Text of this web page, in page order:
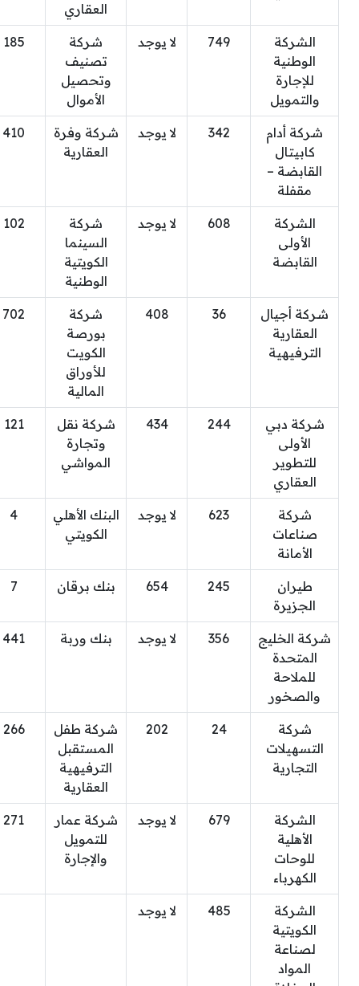
العقاري
الشركة
الوطنية
للإجارة
والتمويل
749 لا يوجد
شركة
تصنيف
وتحصيل
الأموال
185
شركة أدام
كابيتال
القابضة –
مقفلة
342 لا يوجد
شركة وفرة
العقارية
410
الشركة
الأولى
القابضة
608 لا يوجد
شركة
السينما
الكويتية
الوطنية
102
شركة أجيال
العقارية
الترفيهية
36
408
شركة
بورصة
الكويت
للأوراق
المالية
702
شركة دبي
الأولى
للتطوير
العقاري
244
434
شركة نقل
وتجارة
المواشي
121
شركة
صناعات
الأمانة
623 لا يوجد
البنك الأهلي
الكويتي
4
طيران
الجزيرة
245
654 بنك برقان 7
شركة الخليج
المتحدة
للملاحة
والصخور
356 لا يوجد بنك وربة 441
شركة
التسهيلات
التجارية
24
202
شركة طفل
المستقبل
الترفيهية
العقارية
266
الشركة
الأهلية
للوحات
الكهرباء
679 لا يوجد
شركة عمار
للتمويل
والإجارة
271
الشركة
الكويتية
لصناعة
المواد
485 لا يوجد